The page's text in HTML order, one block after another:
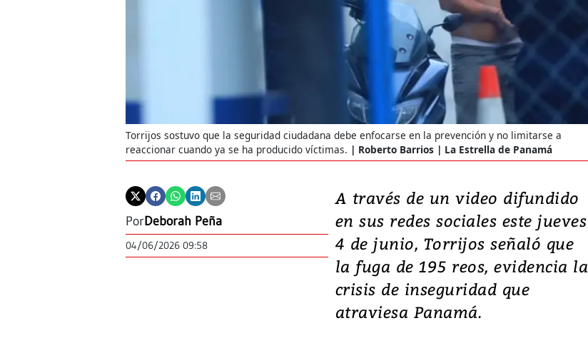
Torrijos sostuvo que la seguridad ciudadana debe enfocarse en la prevención y no limitarse a
reaccionar cuando ya se ha producido víctimas.
Roberto Barrios | La Estrella de Panamá
PorDeborah Peña
04/06/2026 09:58
A través de un video difundido
en sus redes sociales este jueves
4 de junio, Torrijos señaló que
la fuga de 195 reos, evidencia la
crisis de inseguridad que
atraviesa Panamá.
Un fuerte terremoto de magnitud
7,1 se registró este martes 28 de
julio en la prefectura de Kumamoto,
al sur de Japón, provocando una
emergencia de gran...